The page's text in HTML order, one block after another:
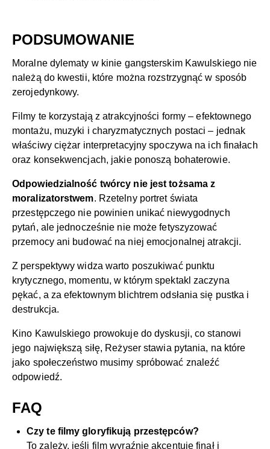
PODSUMOWANIE
Moralne dylematy w kinie gangsterskim Kawulskiego nie
należą do kwestii, które można rozstrzygnąć w sposób
zerojedynkowy.
Filmy te korzystają z atrakcyjności formy – efektownego
montażu, muzyki i charyzmatycznych postaci – jednak
właściwy ciężar interpretacyjny spoczywa na ich finałach
oraz konsekwencjach, jakie ponoszą bohaterowie.
Odpowiedzialność twórcy nie jest tożsama z
moralizatorstwem. Rzetelny portret świata
przestępczego nie powinien unikać niewygodnych
pytań, ale jednocześnie nie może fetyszyzować
przemocy ani budować na niej emocjonalnej atrakcji.
Z perspektywy widza warto poszukiwać punktu
krytycznego, momentu, w którym spektakl zaczyna
pękać, a za efektownym blichtrem odsłania się pustka i
destrukcja.
Kino Kawulskiego prowokuje do dyskusji, co stanowi
jego największą siłę, Reżyser stawia pytania, na które
jako społeczeństwo musimy spróbować znaleźć
odpowiedź.
FAQ
Czy te filmy gloryfikują przestępców?
To zależy, jeśli film wyraźnie akcentuje finał i